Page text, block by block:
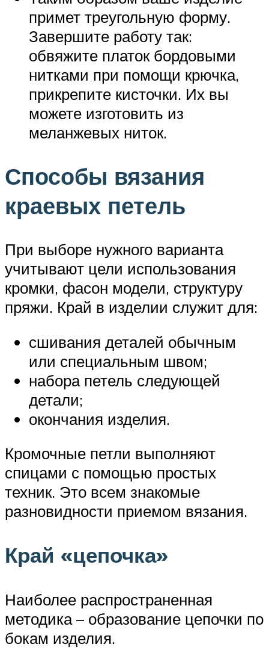
примет треугольную форму.
Завершите работу так:
обвяжите платок бордовыми
нитками при помощи крючка,
прикрепите кисточки. Их вы
можете изготовить из
меланжевых ниток.
Способы вязания
краевых петель
При выборе нужного варианта
учитывают цели использования
кромки, фасон модели, структуру
пряжи. Край в изделии служит для:
сшивания деталей обычным
или специальным швом;
набора петель следующей
детали;
окончания изделия.
Кромочные петли выполняют
спицами с помощью простых
техник. Это всем знакомые
разновидности приемом вязания.
Край «цепочка»
Наиболее распространенная
методика – образование цепочки по
бокам изделия.